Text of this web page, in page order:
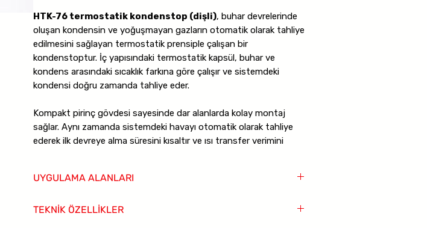
HTK-76 termostatik kondenstop (dişli), buhar devrelerinde
oluşan kondensin ve yoğuşmayan gazların otomatik olarak tahliye
edilmesini sağlayan termostatik prensiple çalışan bir
kondenstoptur. İç yapısındaki termostatik kapsül, buhar ve
kondens arasındaki sıcaklık farkına göre çalışır ve sistemdeki
kondensi doğru zamanda tahliye eder.
Kompakt pirinç gövdesi sayesinde dar alanlarda kolay montaj
sağlar. Aynı zamanda sistemdeki havayı otomatik olarak tahliye
ederek ilk devreye alma süresini kısaltır ve ısı transfer verimini
Ürün gövdesipirinç, iç aksamı
Maksimum çalışma basıncı
, maksimum çalışma sıcaklığı
UYGULAMA ALANLARI
Serpantin girişleri
TEKNİK ÖZELLİKLER